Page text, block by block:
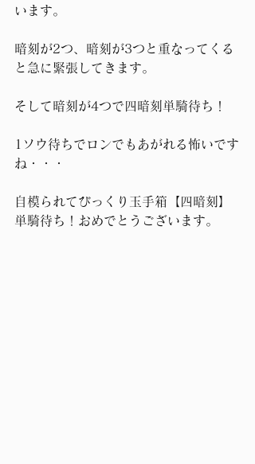
います。
暗刻が2つ、暗刻が3つと重なってくる
と急に緊張してきます。
そして暗刻が4つで四暗刻単騎待ち！
1ソウ待ちでロンでもあがれる怖いです
ね・・・
自模られてびっくり玉手箱【四暗刻】
単騎待ち！おめでとうございます。